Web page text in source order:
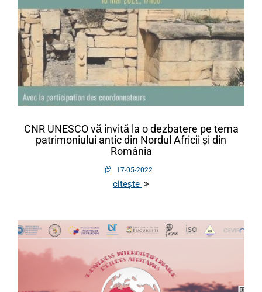
CNR UNESCO vă invită la o dezbatere pe tema
patrimoniului antic din Nordul Africii și din
România
17-05-2022
citește